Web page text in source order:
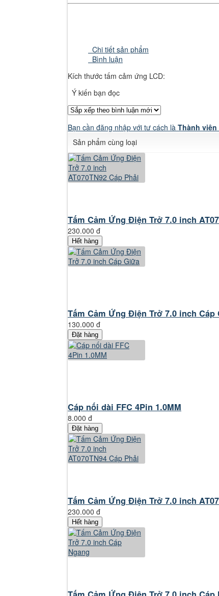
Chi tiết sản phẩm
Bình luận
Kích thước tấm cảm ứng LCD:
Ý kiến bạn đọc
Bạn cần đăng nhập với tư cách là Thành
Sản phẩm cùng loại
Tấm Cảm Ứng Điện Trở 7.0 inch
230.000 đ
Hết hàng
Tấm Cảm Ứng Điện Trở 7.0 inch Cáp
130.000 đ
Đặt hàng
Cáp nối dài FFC 4Pin 1.0MM
8.000 đ
Đặt hàng
Tấm Cảm Ứng Điện Trở 7.0 inch
230.000 đ
Hết hàng